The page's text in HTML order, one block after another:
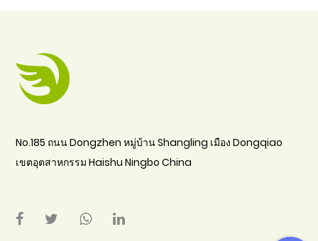
No.185 ถนน Dongzhen หมู่บ้าน Shangling เมือง Dongqiao
เขตอุตสาหกรรม Haishu Ningbo China